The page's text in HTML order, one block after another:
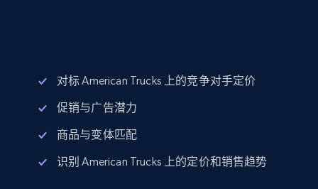
对标 American Trucks 上的竞争对手定价
促销与广告潜力
商品与变体匹配
识别 American Trucks 上的定价和销售趋势